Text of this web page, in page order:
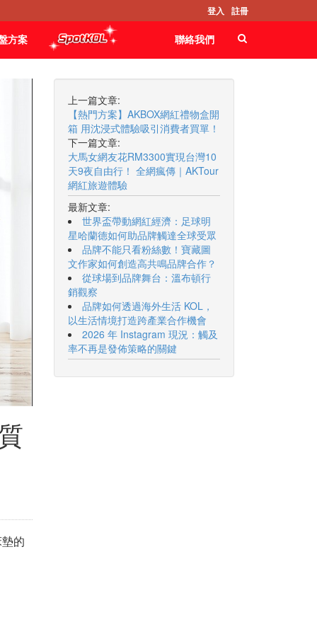
登入 註冊
方案 聯絡我們
的
上一篇文章:
【熱門方案】AKBOX網紅禮物盒開
箱 用沈浸式體驗吸引消費者買單！
下一篇文章:
大馬女網友花RM3300實現台灣10
天9夜自由行！ 全網瘋傳｜AKTour
網紅旅遊體驗
最新文章:
世界盃帶動網紅經濟：足球明
星哈蘭德如何助品牌觸達全球受眾
品牌不能只看粉絲數！寶藏圖
文作家如何創造高共鳴品牌合作？
從球場到品牌舞台：溫布頓行
銷觀察
品牌如何透過海外生活 KOL，
以生活情境打造跨產業合作機會
2026 年 Instagram 現況：觸及
率不再是發佈策略的關鍵